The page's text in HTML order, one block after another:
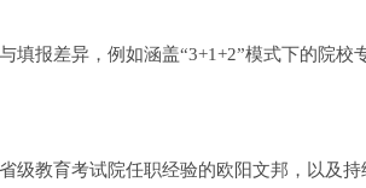
报差异，例如涵盖“3+1+2”模式下的院校
教育考试院任职经验的欧阳文邦，以及